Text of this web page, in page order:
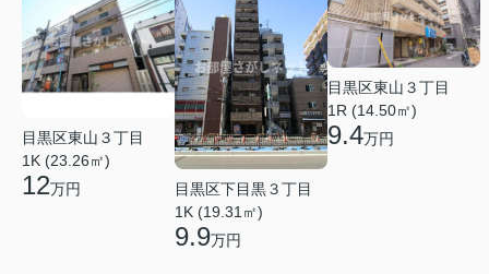
目黒区東山３丁目
1K (23.26㎡)
12万円
目黒区下目黒３丁目
1K (19.31㎡)
9.9万円
目黒区東山３丁目
1R (14.50㎡)
9.4万円